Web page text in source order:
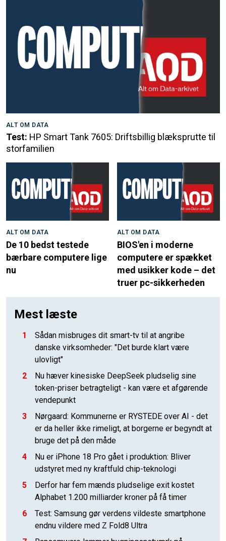
ALT OM DATA
Test: HP Smart Tank 7605: Driftsbillig blæksprutte til
storfamilien
ALT OM DATA
De 10 bedst testede
bærbare computere lige
nu
ALT OM DATA
BIOS'en i moderne
computere er spækket
med usikker kode – det
truer pc-sikkerheden
Mest læste
1
Sådan misbruges dit smart-tv til at angribe
danske virksomheder: "Det burde klart være
ulovligt"
2
Nu hæver kinesiske DeepSeek pludselig sine
token-priser betragteligt - kan være et afgørende
vendepunkt
3
Nørgaard: Kommunerne er RYSTEDE over AI - det
er da heller ikke rimeligt, at borgerne er begyndt at
bruge det på den måde
4
Nu er iPhone 18 Pro gået i produktion: Bliver
udstyret med ny kraftfuld chip-teknologi
5
Derfor har fem mænds pludselige exit kostet
Alphabet 1.200 milliarder kroner på få timer
6
Test: Samsung gør verdens vildeste smartphone
endnu vildere med Z Fold8 Ultra